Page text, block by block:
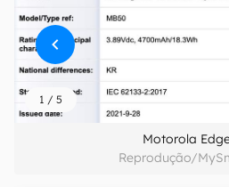
1 / 5
Motorola
Reprodução/